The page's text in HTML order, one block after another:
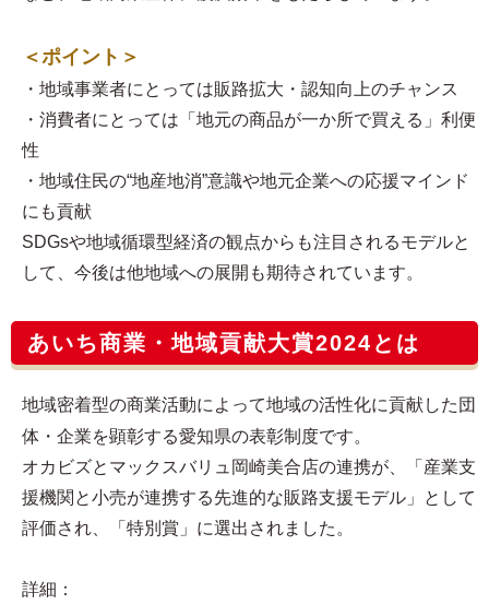
＜ポイント＞
・地域事業者にとっては販路拡大・認知向上のチャンス
・消費者にとっては「地元の商品が一か所で買える」利便
性
・地域住民の“地産地消”意識や地元企業への応援マインド
にも貢献
SDGsや地域循環型経済の観点からも注目されるモデルと
して、今後は他地域への展開も期待されています。
あいち商業・地域貢献大賞2024とは
地域密着型の商業活動によって地域の活性化に貢献した団
体・企業を顕彰する愛知県の表彰制度です。
オカビズとマックスバリュ岡崎美合店の連携が、「産業支
援機関と小売が連携する先進的な販路支援モデル」として
評価され、「特別賞」に選出されました。
詳細：